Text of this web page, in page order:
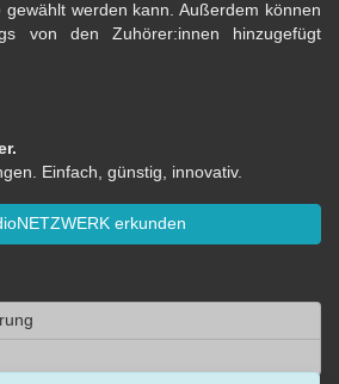
werden kann. Außerdem können
von den Zuhörer:innen hinzugefügt
Einfach, günstig, innovativ.
erkunden